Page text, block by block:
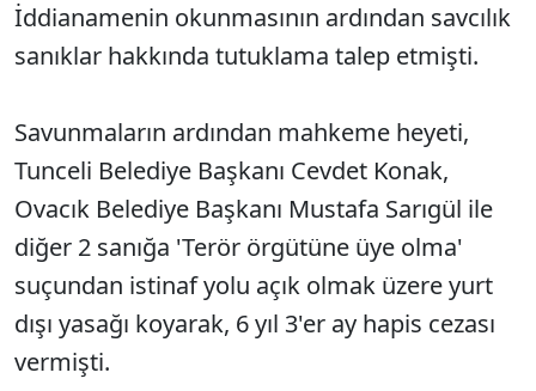
İddianamenin okunmasının ardından savcılık
sanıklar hakkında tutuklama talep etmişti.
Savunmaların ardından mahkeme heyeti,
Tunceli Belediye Başkanı Cevdet Konak,
Ovacık Belediye Başkanı Mustafa Sarıgül ile
diğer 2 sanığa 'Terör örgütüne üye olma'
suçundan istinaf yolu açık olmak üzere yurt
dışı yasağı koyarak, 6 yıl 3'er ay hapis cezası
vermişti.